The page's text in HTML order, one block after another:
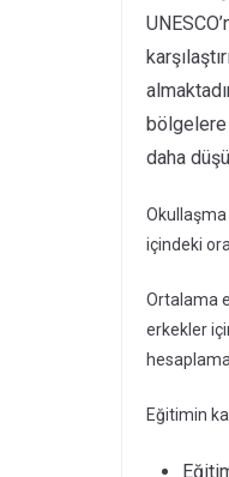
bölgelere
daha
içindeki
Ortalama
erkekler
Eğitimin